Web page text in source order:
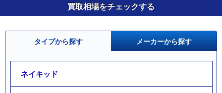
買取相場をチェックする
タイプから探す メーカーから探す
ネイキッド